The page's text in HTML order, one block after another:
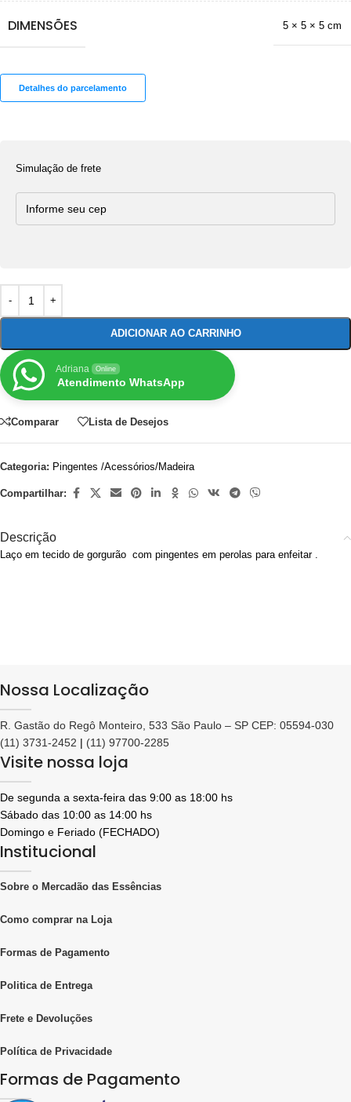
DIMENSÕES 5 × 5 × 5 cm
Detalhes do parcelamento
Simulação de frete
ADICIONAR AO CARRINHO
Adriana Online
Atendimento WhatsApp
Comparar Lista de Desejos
Categoria: Pingentes /Acessórios/Madeira
Compartilhar:
Descrição
Laço em tecido de gorgurão com pingentes em perolas para enfeitar .
Nossa Localização
R. Gastão do Regô Monteiro, 533 São Paulo – SP CEP: 05594-030
(11) 3731-2452 | (11) 97700-2285
Visite nossa loja
De segunda a sexta-feira das 9:00 as 18:00 hs
Sábado das 10:00 as 14:00 hs
Domingo e Feriado (FECHADO)
Institucional
Sobre o Mercadão das Essências
Como comprar na Loja
Formas de Pagamento
Politica de Entrega
Frete e Devoluções
Política de Privacidade
Formas de Pagamento